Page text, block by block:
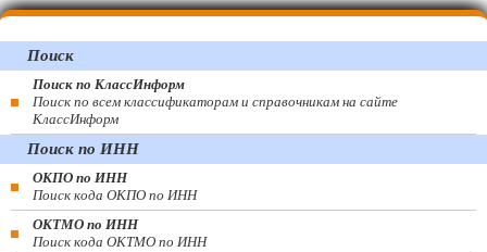
Поиск
Поиск по КлассИнформ
Поиск по всем классификаторам и справочникам на сайте
КлассИнформ
Поиск по ИНН
ОКПО по ИНН
Поиск кода ОКПО по ИНН
ОКТМО по ИНН
Поиск кода ОКТМО по ИНН